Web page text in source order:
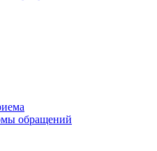
обращений